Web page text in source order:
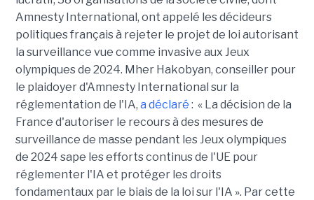
Amnesty International, ont appelé les décideurs
politiques français à rejeter le projet de loi autorisant
la surveillance vue comme invasive aux Jeux
olympiques de 2024. Mher Hakobyan, conseiller pour
le plaidoyer d'Amnesty International sur la
réglementation de l'IA, a déclaré : « La décision de la
France d'autoriser le recours à des mesures de
surveillance de masse pendant les Jeux olympiques
de 2024 sape les efforts continus de l'UE pour
réglementer l'IA et protéger les droits
fondamentaux par le biais de la loi sur l'IA ». Par cette